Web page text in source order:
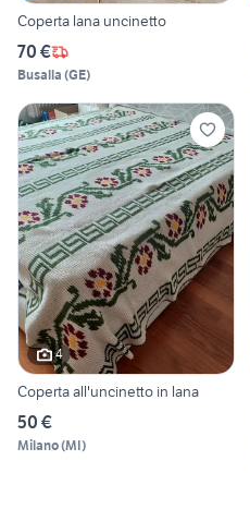
Coperta lana uncinetto
70 €
Busalla (GE)
4
Coperta all'uncinetto in lana
50 €
Milano(MI)